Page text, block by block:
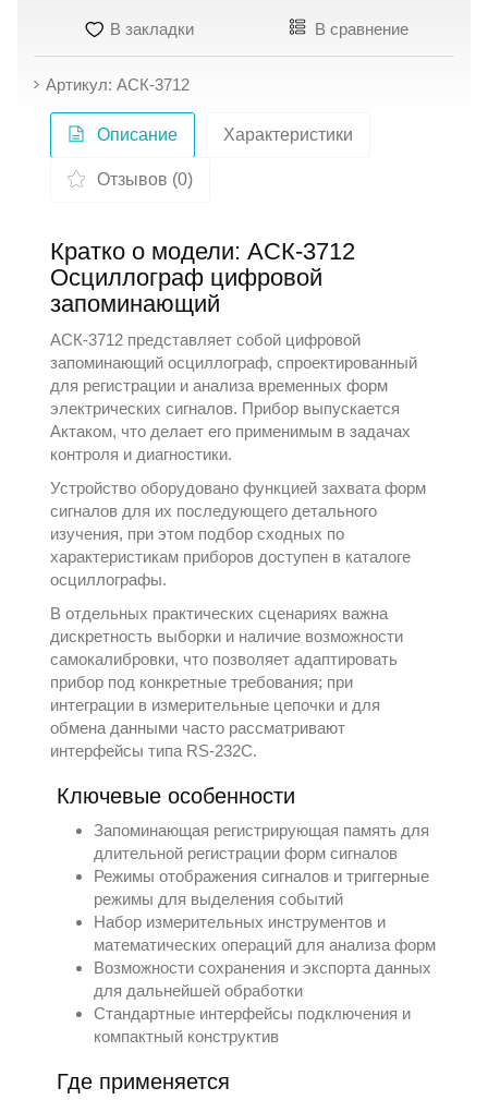
В закладки В сравнение
Артикул: АСК-3712
Описание Характеристики
Отзывов (0)
Кратко о модели: АСК-3712
Осциллограф цифровой
запоминающий
АСК-3712 представляет собой цифровой
запоминающий осциллограф, спроектированный
для регистрации и анализа временных форм
электрических сигналов. Прибор выпускается
Актаком, что делает его применимым в задачах
контроля и диагностики.
Устройство оборудовано функцией захвата форм
сигналов для их последующего детального
изучения, при этом подбор сходных по
характеристикам приборов доступен в каталоге
осциллографы.
В отдельных практических сценариях важна
дискретность выборки и наличие возможности
самокалибровки, что позволяет адаптировать
прибор под конкретные требования; при
интеграции в измерительные цепочки и для
обмена данными часто рассматривают
интерфейсы типа RS-232C.
Ключевые особенности
Запоминающая регистрирующая память для
длительной регистрации форм сигналов
Режимы отображения сигналов и триггерные
режимы для выделения событий
Набор измерительных инструментов и
математических операций для анализа форм
Возможности сохранения и экспорта данных
для дальнейшей обработки
Стандартные интерфейсы подключения и
компактный конструктив
Где применяется